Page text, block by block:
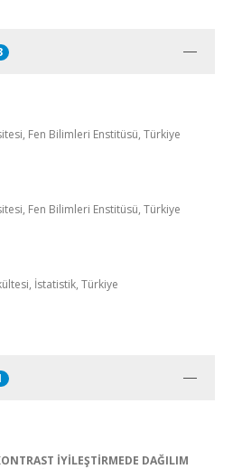
Fen Bilimleri Enstitüsü, Türkiye
Fen Bilimleri Enstitüsü, Türkiye
İstatistik, Türkiye
İYİLEŞTİRMEDE DAĞILIM